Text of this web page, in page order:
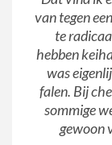
van tegen
te
hebben
was
falen. Bij
sommige
gewoon